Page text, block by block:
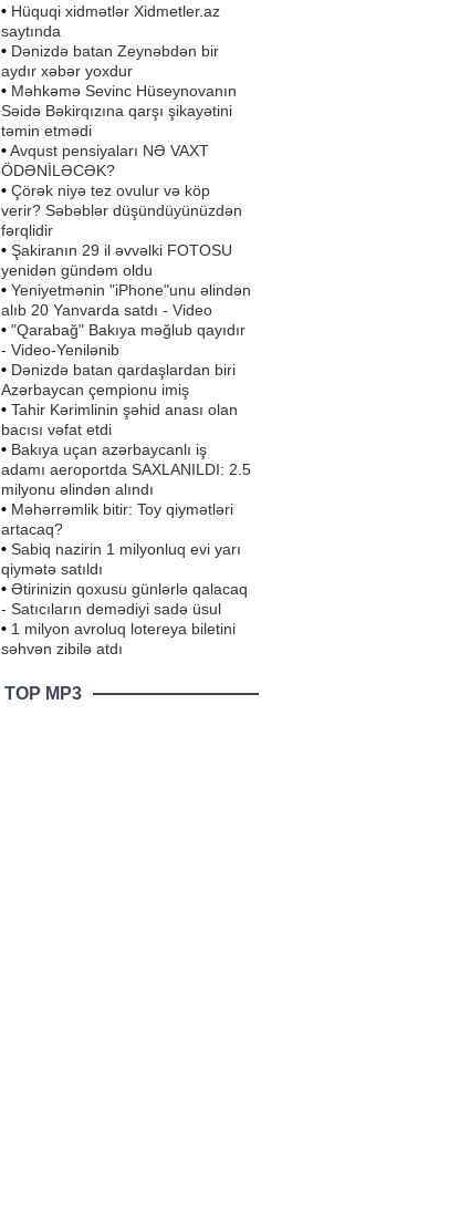
• Hüquqi xidmətlər Xidmetler.az
saytında
• Dənizdə batan Zeynəbdən bir
aydır xəbər yoxdur
• Məhkəmə Sevinc Hüseynovanın
Səidə Bəkirqızına qarşı şikayətini
təmin etmədi
•Avqust pensiyaları NƏ VAXT
ÖDƏNİLƏCƏK?
• Çörək niyə tez ovulur və köp
verir? Səbəblər düşündüyünüzdən
fərqlidir
• Şakiranın 29 il əvvəlki FOTOSU
yenidən gündəm oldu
• Yeniyetmənin "iPhone"unu əlindən
alıb 20 Yanvarda satdı - Video
• "Qarabağ" Bakıya məğlub qayıdır
- Video-Yenilənib
• Dənizdə batan qardaşlardan biri
Azərbaycan çempionu imiş
• Tahir Kərimlinin şəhid anası olan
bacısı vəfat etdi
• Bakıya uçan azərbaycanlı iş
adamı aeroportda SAXLANILDI: 2.5
milyonu əlindən alındı
• Məhərrəmlik bitir: Toy qiymətləri
artacaq?
• Sabiq nazirin 1 milyonluq evi yarı
qiymətə satıldı
• Ətirinizin qoxusu günlərlə qalacaq
- Satıcıların demədiyi sadə üsul
• 1 milyon avroluq lotereya biletini
səhvən zibilə atdı
TOP MP3